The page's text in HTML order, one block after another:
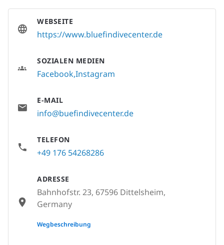
WEBSEITE
https://www.bluefindivecenter.de
SOZIALEN MEDIEN
FacebookInstagram
E-MAIL
info@buefindivecenter.de
TELEFON
+49 176 54268286
ADRESSE
Bahnhofstr. 23, 67596 Dittelsheim,
Germany
None
Wegbeschreibung